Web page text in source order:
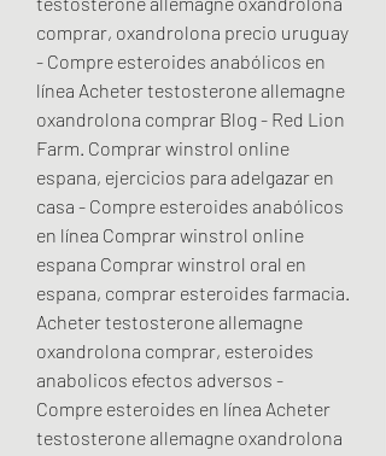
comprar, oxandrolona precio uruguay
- Compre esteroides anabólicos en
línea Acheter testosterone allemagne
oxandrolona comprar Blog - Red Lion
Farm. Comprar winstrol online
espana, ejercicios para adelgazar en
casa - Compre esteroides anabólicos
en línea Comprar winstrol online
espana Comprar winstrol oral en
espana, comprar esteroides farmacia.
Acheter testosterone allemagne
oxandrolona comprar, esteroides
anabolicos efectos adversos -
Compre esteroides en línea Acheter
testosterone allemagne oxandrolona